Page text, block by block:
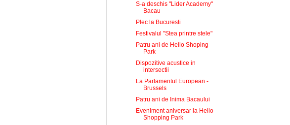
S-a deschis "Lider Academy"
Bacau
Plec la Bucuresti
Festivalul "Stea printre stele"
Patru ani de Hello Shoping
Park
Dispozitive acustice in
intersectii
La Parlamentul European -
Brussels
Patru ani de Inima Bacaului
Eveniment aniversar la Hello
Shopping Park